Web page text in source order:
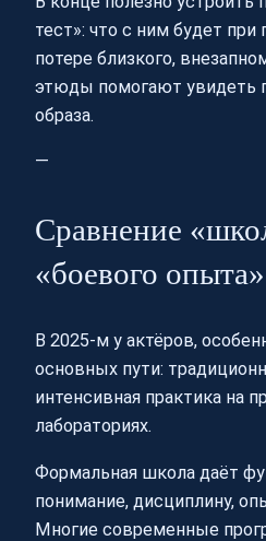
тест»: что с ним будет при
потере близкого,
этюды помогают увидеть
образа.
—
Сравнение
«боевого опыта»
В 2025-м у актёров,
основных пути:
интенсивная практика на
лабораториях.
Формальная школа даёт
понимание, дисциплину,
Многие современные